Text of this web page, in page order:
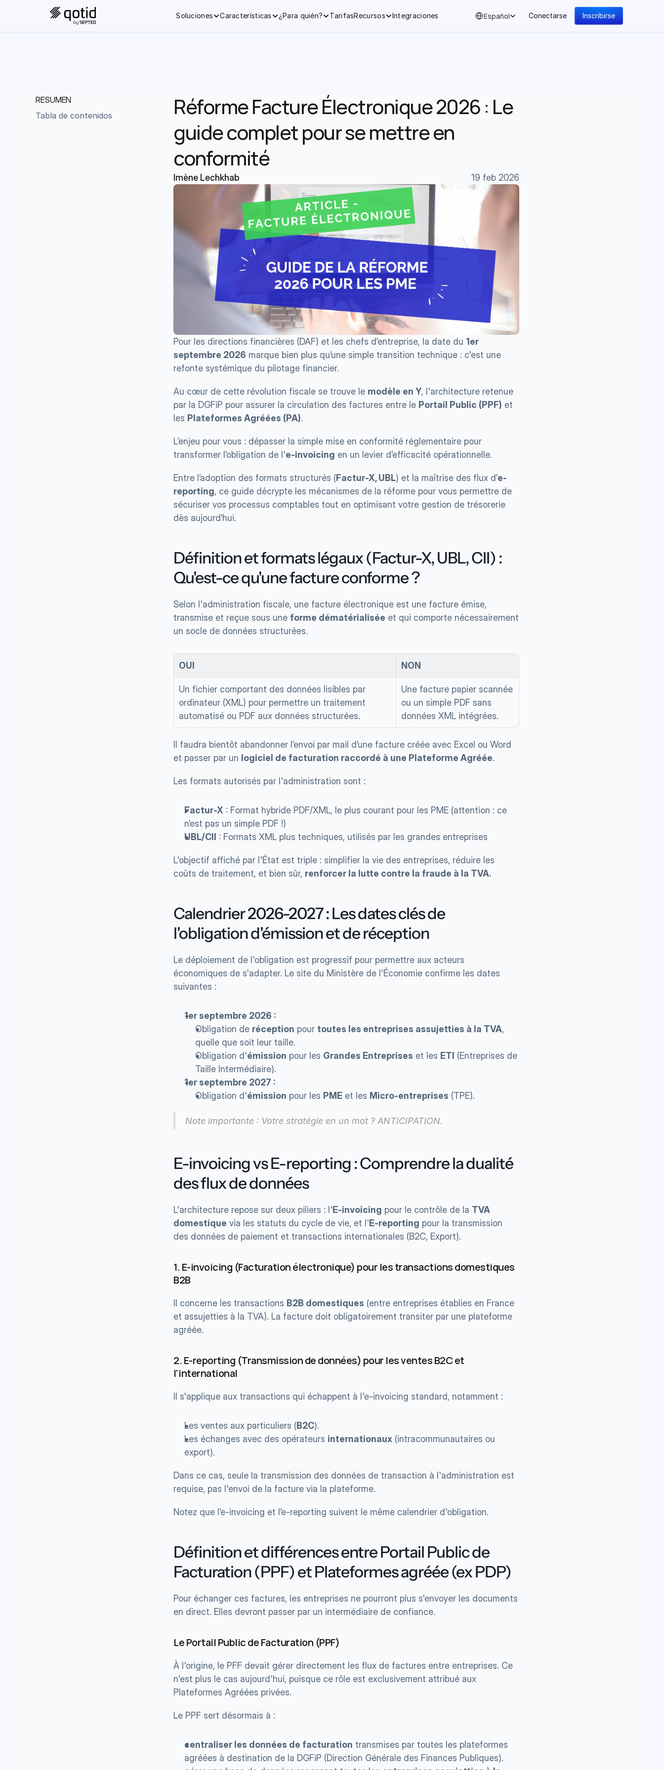
Soluciones Características ¿Para quién? TarifasRecursos Integraciones Conectarse
Español Inscribirse
RESUMEN
Tabla de contenidos
Réforme Facture Électronique 2026 : Le
guide complet pour se mettre en
conformité
Imène Lechkhab 19 feb 2026
Pour les directions financières (DAF) et les chefs d’entreprise, la date du 1er
septembre 2026 marque bien plus qu’une simple transition technique : c'est une
refonte systémique du pilotage financier.
Au cœur de cette révolution fiscale se trouve le modèle en Y, l'architecture retenue
par la DGFiP pour assurer la circulation des factures entre le Portail Public (PPF) et
les Plateformes Agréées (PA).
L’enjeu pour vous : dépasser la simple mise en conformité réglementaire pour
transformer l’obligation de l'e-invoicing en un levier d’efficacité opérationnelle.
Entre l’adoption des formats structurés (Factur-X, UBL) et la maîtrise des flux d’e-
reporting, ce guide décrypte les mécanismes de la réforme pour vous permettre de
sécuriser vos processus comptables tout en optimisant votre gestion de trésorerie
dès aujourd’hui.
Définition et formats légaux (Factur-X, UBL, CII) :
Qu'est-ce qu'une facture conforme ?
Selon l'administration fiscale, une facture électronique est une facture émise,
transmise et reçue sous une forme dématérialisée et qui comporte nécessairement
un socle de données structurées.
OUI NON
Un fichier comportant des données lisibles par
ordinateur (XML) pour permettre un traitement
automatisé ou PDF aux données structurées.
Une facture papier scannée
ou un simple PDF sans
données XML intégrées.
Il faudra bientôt abandonner l’envoi par mail d’une facture créée avec Excel ou Word
et passer par un logiciel de facturation raccordé à une Plateforme Agréée.
Les formats autorisés par l'administration sont :
Factur-X : Format hybride PDF/XML, le plus courant pour les PME (attention : ce
n’est pas un simple PDF !)
UBL/CII
: Formats XML plus techniques, utilisés par les grandes entreprises
L'objectif affiché par l'État est triple : simplifier la vie des entreprises, réduire les
coûts de traitement, et bien sûr, renforcer la lutte contre la fraude à la TVA.
Calendrier 2026-2027 : Les dates clés de
l'obligation d'émission et de réception
Le déploiement de l'obligation est progressif pour permettre aux acteurs
économiques de s'adapter. Le site du Ministère de l'Économie confirme les dates
suivantes :
1er septembre 2026 :
Obligation de réception pour toutes les entreprises assujetties à la TVA,
quelle que soit leur taille.
Obligation d'émission pour les Grandes Entreprises et les ETI (Entreprises de
Taille Intermédiaire).
1er septembre 2027 :
Obligation d'émission pour les PME et les Micro-entreprises (TPE).
Note importante : Votre stratégie en un mot ? ANTICIPATION.
E-invoicing vs E-reporting : Comprendre la dualité
des flux de données
L'architecture repose sur deux piliers : l'E-invoicing pour le contrôle de la TVA
domestique via les statuts du cycle de vie, et l'E-reporting pour la transmission
des données de paiement et transactions internationales (B2C, Export).
1. E-invoicing (Facturation électronique) pour les transactions domestiques
B2B
Il concerne les transactions B2B domestiques (entre entreprises établies en France
et assujetties à la TVA). La facture doit obligatoirement transiter par une plateforme
agréée.
2. E-reporting (Transmission de données) pour les ventes B2C et
l'international
Il s'applique aux transactions qui échappent à l'e-invoicing standard, notamment :
Les ventes aux particuliers (B2C).
Les échanges avec des opérateurs internationaux (intracommunautaires ou
export).
Dans ce cas, seule la transmission des données de transaction à l'administration est
requise, pas l'envoi de la facture via la plateforme.
Notez que l’e-invoicing et l’e-reporting suivent le même calendrier d'obligation.
Définition et différences entre Portail Public de
Facturation (PPF) et Plateformes agréée (ex PDP)
Pour échanger ces factures, les entreprises ne pourront plus s'envoyer les documents
en direct. Elles devront passer par un intermédiaire de confiance.
Le Portail Public de Facturation (PPF)
À l'origine, le PFF devait gérer directement les flux de factures entre entreprises. Ce
n'est plus le cas aujourd'hui, puisque ce rôle est exclusivement attribué aux
Plateformes Agréées privées.
Le PPF sert désormais à :
centraliser les données de facturation transmises par toutes les plateformes
agréées à destination de la DGFiP (Direction Générale des Finances Publiques).